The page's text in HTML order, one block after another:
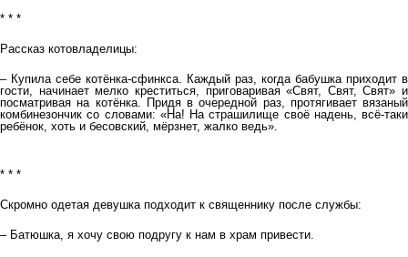
* * *
Рассказ котовладелицы:
– Купила себе котёнка-сфинкса. Каждый раз, когда бабушка приходит в
гости, начинает мелко креститься, приговаривая «Свят, Свят, Свят» и
посматривая на котёнка. Придя в очередной раз, протягивает вязаный
комбинезончик со словами: «На! На страшилище своё надень, всё-таки
ребёнок, хоть и бесовский, мёрзнет, жалко ведь».
* * *
Скромно одетая девушка подходит к священнику после службы:
– Батюшка, я хочу свою подругу к нам в храм привести.